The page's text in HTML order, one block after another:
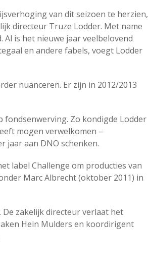
van dit seizoen te herzien,
directeur Truze Lodder. Met name
is het nieuwe jaar veelbelovend
en andere fabels, voegt Lodder
nuanceren. Er zijn in 2012/2013
Zo kondigde Lodder
mogen verwelkomen –
jaar aan DNO schenken.
label Challenge om producties van
Marc Albrecht (oktober 2011) in
zakelijk directeur verlaat het
Hein Mulders en koordirigent